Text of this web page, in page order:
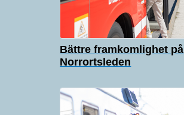
Bättre framkomlighet på
Norrortsleden